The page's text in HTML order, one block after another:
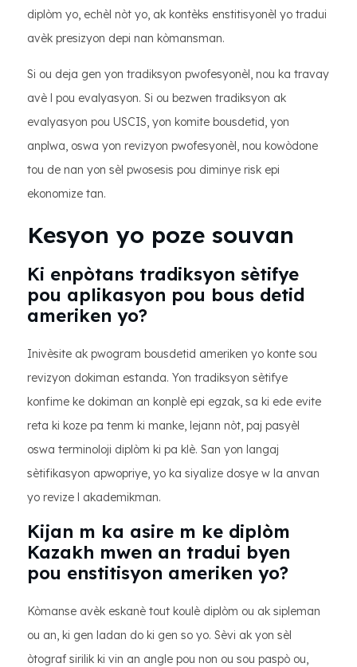
diplòm yo, echèl nòt yo, ak kontèks enstitisyonèl yo tradui
avèk presizyon depi nan kòmansman.
Si ou deja gen yon tradiksyon pwofesyonèl, nou ka travay
avè l pou evalyasyon. Si ou bezwen tradiksyon ak
evalyasyon pou USCIS, yon komite bousdetid, yon
anplwa, oswa yon revizyon pwofesyonèl, nou kowòdone
tou de nan yon sèl pwosesis pou diminye risk epi
ekonomize tan.
Kesyon yo poze souvan
Ki enpòtans tradiksyon sètifye
pou aplikasyon pou bous detid
ameriken yo?
Inivèsite ak pwogram bousdetid ameriken yo konte sou
revizyon dokiman estanda. Yon tradiksyon sètifye
konfime ke dokiman an konplè epi egzak, sa ki ede evite
reta ki koze pa tenm ki manke, lejann nòt, paj pasyèl
oswa terminoloji diplòm ki pa klè. San yon langaj
sètifikasyon apwopriye, yo ka siyalize dosye w la anvan
yo revize l akademikman.
Kijan m ka asire m ke diplòm
Kazakh mwen an tradui byen
pou enstitisyon ameriken yo?
Kòmanse avèk eskanè tout koulè diplòm ou ak sipleman
ou an, ki gen ladan do ki gen so yo. Sèvi ak yon sèl
òtograf sirilik ki vin an angle pou non ou sou paspò ou,